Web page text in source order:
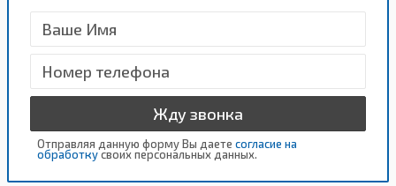
Жду звонка
Отправляя данную форму Вы даете согласие на
обработкусвоих персональных данных.